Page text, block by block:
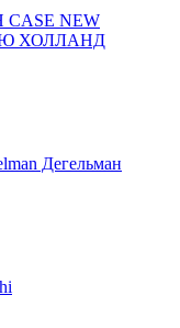
CASE NEW
ХОЛЛАНД
Дегельман